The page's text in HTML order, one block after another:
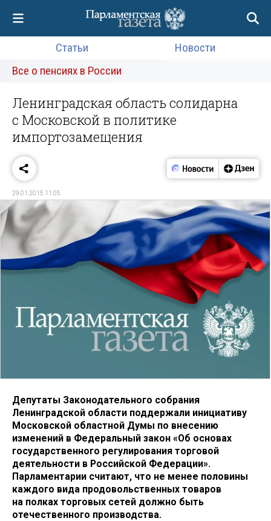
Статьи
Новости
Все о пенсиях в России
Ленинградская область солидарна
с Московской в политике
импортозамещения
29.01.2015 11:05
Депутаты Законодательного собрания
Ленинградской области поддержали инициативу
Московской областной Думы по внесению
изменений в Федеральный закон «Об основах
государственного регулирования торговой
деятельности в Российской Федерации».
Парламентарии считают, что не менее половины
каждого вида продовольственных товаров
на полках торговых сетей должно быть
отечественного производства.